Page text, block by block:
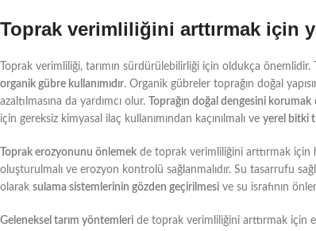
Toprak verimliliğini arttırmak için
Toprak verimliliği, tarımın sürdürülebilirliği için oldukça
organik gübre kullanımıdır. Organik gübreler toprağın doğal
azaltılmasına da yardımcı olur.
Toprağın doğal dengesini korumak
için gereksiz kimyasal ilaç kullanımından kaçınılmalı ve yerel bitki
Toprak erozyonunu önlemek de toprak verimliliğini arttırmak
oluşturulmalı ve erozyon kontrolü sağlanmalıdır. Su tasarrufu
olarak sulama sistemlerinin gözden geçirilmesi ve su israfının
Geleneksel tarım yöntemleri de toprak verimliliğini arttırmak için